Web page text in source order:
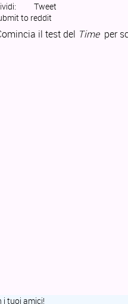
Tweet
il test del Timeper
i tuoi amici!